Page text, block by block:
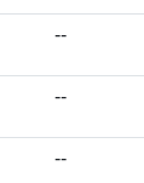
--
--
--